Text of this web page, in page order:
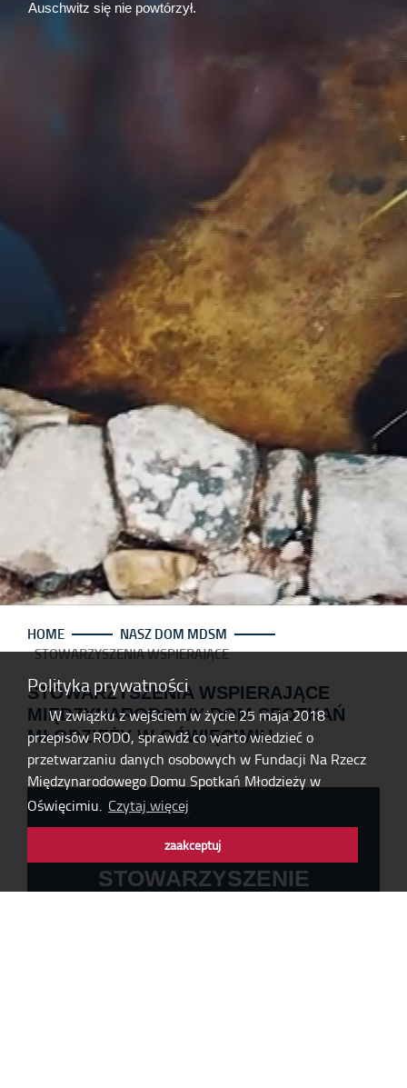
Polityka prywatności
W związku z wejściem w życie 25 maja 2018
przepisów RODO, sprawdź co warto wiedzieć o
przetwarzaniu danych osobowych w Fundacji Na Rzecz
Międzynarodowego Domu Spotkań Młodzieży w
Oświęcimiu. Czytaj więcej
zaakceptuj
Auschwitz się nie powtórzył.
HOME
NASZ DOM MDSM
STOWARZYSZENIA WSPIERAJĄCE
STOWARZYSZENIA WSPIERAJĄCE
MIĘDZYNARODOWY DOM SPOTKAŃ
MŁODZIEŻY W OŚWIĘCIMIU
STOWARZYSZENIE